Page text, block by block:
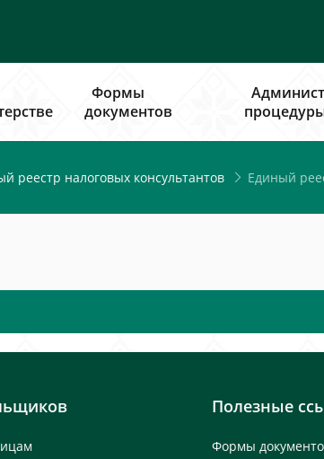
Формы
документов
реестр налоговых консультантов Единый
Полезные
Формы